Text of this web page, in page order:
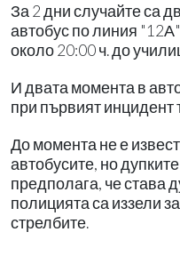
За 2 дни случайте са
автобус по линия
около 20:00 ч. до
И двата момента в
при първият инцидент
До момента не е
автобусите, но
предполага, че става
полицията са иззели
стрелбите.